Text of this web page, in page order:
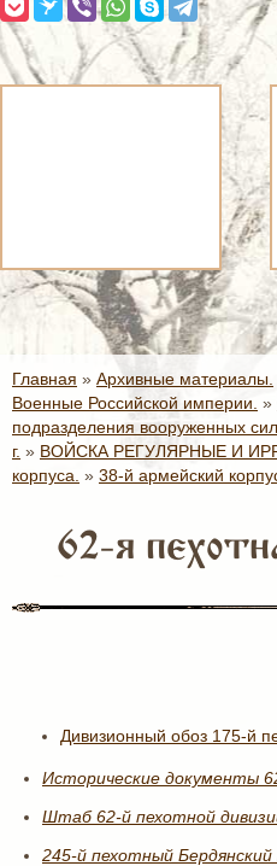
Главная » Архивные материалы.
Военные Российской империи. »
подразделения вооруженных
г. » ВОЙСКА РЕГУЛЯРНЫЕ И
корпуса. » 38-й армейский
62-я
Дивизионный обоз 175-й
Исторические документы
Штаб 62-й пехотной
245-й пехотный Бердянский